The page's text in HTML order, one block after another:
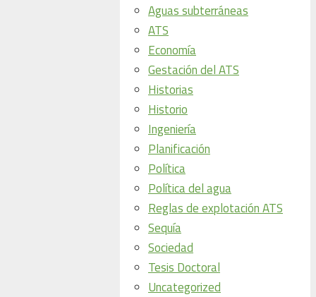
Aguas subterráneas
ATS
Economía
Gestación del ATS
Historias
Historio
Ingeniería
Planificación
Política
Política del agua
Reglas de explotación ATS
Sequía
Sociedad
Tesis Doctoral
Uncategorized